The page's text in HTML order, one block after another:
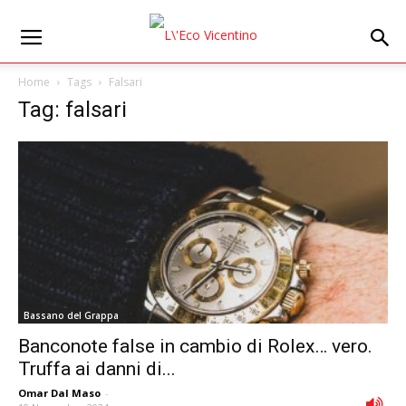
Home Tags Falsari
Tag: falsari
Bassano del Grappa
Banconote false in cambio di Rolex… vero.
Truffa ai danni di...
Omar Dal Maso -